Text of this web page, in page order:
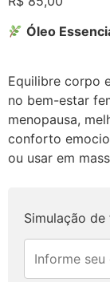
Óleo
Equilibre corpo
no bem-estar
menopausa,
conforto
ou usar em
Simulação